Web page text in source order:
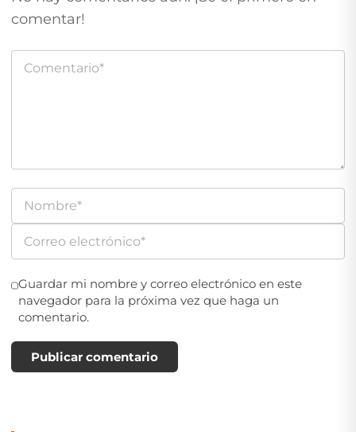
comentar!
Guardar mi nombre y correo electrónico en este
navegador para la próxima vez que haga un
comentario.
Publicar comentario